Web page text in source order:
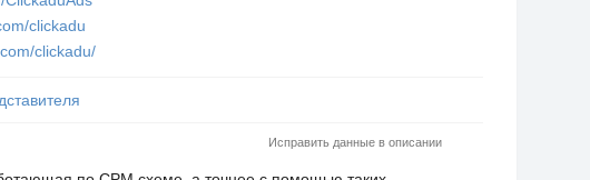
clickadu
clickadu/
Исправить данные в описании